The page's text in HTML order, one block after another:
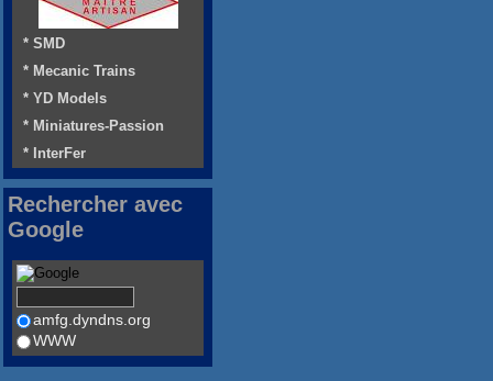
* SMD
* Mecanic Trains
* YD Models
* Miniatures-Passion
* InterFer
Rechercher avec
Google
amfg.dyndns.org
WWW